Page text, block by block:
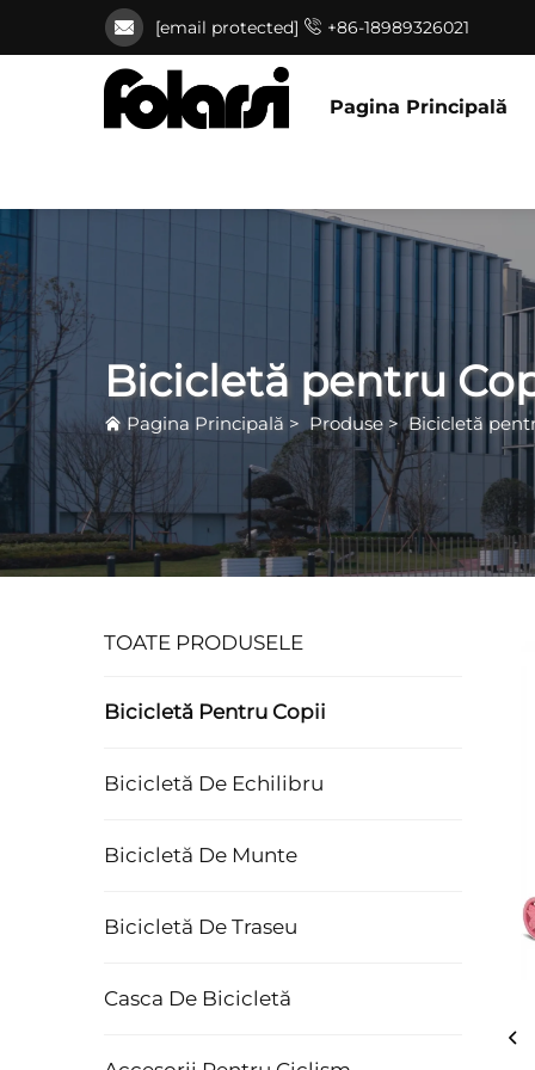
[email protected] +86-18989326021
Pagina Principală
Bicicletă pentru
Pagina Principală > Produse >Bicicletă
TOATE PRODUSELE
Bicicletă Pentru Copii
Bicicletă De Echilibru
Bicicletă De Munte
Bicicletă De Traseu
Casca De Bicicletă